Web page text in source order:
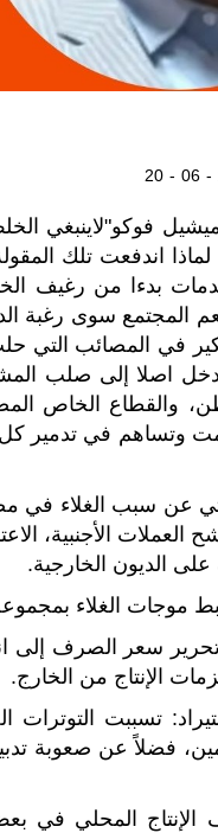
20 - 06 -
فوكو"لاينبغي الخلط
لماذا اندفعت تلك
بدءا من رغيف
يعم المجتمع سوى
في المصائب التي
اصلا إلى صلب
والقطاع الخاص
وتساهم في تدمير
عن سبب الغلاء في
العملات الأجنبية،
على الديون الخارجية.
موجات الغلاء
تحرير سعر الصرف
الإنتاج من الخارج.
تسببت
فضلاً عن صعوبة
المحلي في